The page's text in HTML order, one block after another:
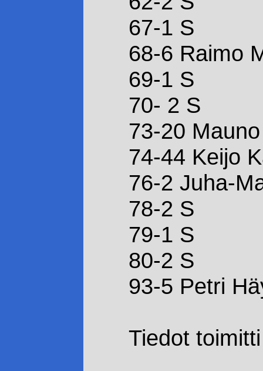
67-1 S
68-6 Raimo
69-1 S
70- 2 S
73-20
74-44 Keijo
76-2 Juha-
78-2 S
79-1 S
80-2 S
93-5 Petri
Tiedot